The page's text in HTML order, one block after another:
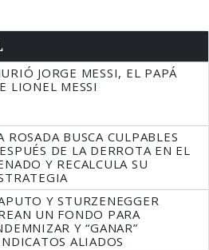
JORGE MESSI, EL PAPÁ
LIONEL MESSI
ROSADA BUSCA CULPABLES
DE LA DERROTA EN EL
Y RECALCULA SU
Y STURZENEGGER
UN FONDO PARA
Y “GANAR”
ALIADOS